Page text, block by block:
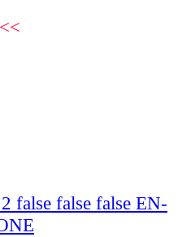
<<
false false false EN-